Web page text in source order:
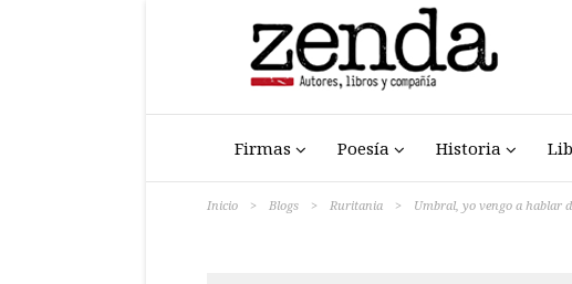
Firmas Poesía Historia
Inicio > Blogs > Ruritania > Umbral, yo vengo a hablar